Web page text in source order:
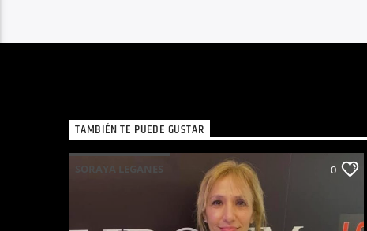
TAMBIÉN TE PUEDE GUSTAR
SORAYA LEGANES 0